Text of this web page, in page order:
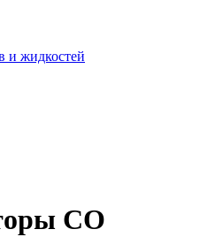
и жидкостей
СО